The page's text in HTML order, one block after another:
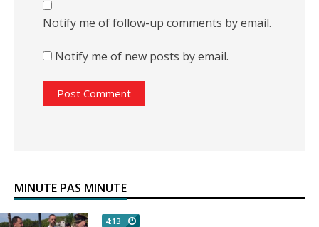
Notify me of follow-up comments by email.
Notify me of new posts by email.
MINUTE PAS MINUTE
4:13